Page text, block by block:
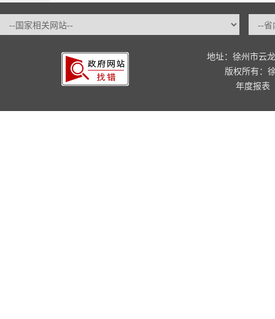
地址：徐州市云
版权所有：
年度报表